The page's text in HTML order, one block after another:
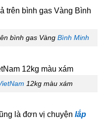
bình gas Vàng Bình Minh
12kg màu xám
là đơn vị chuyện lắp